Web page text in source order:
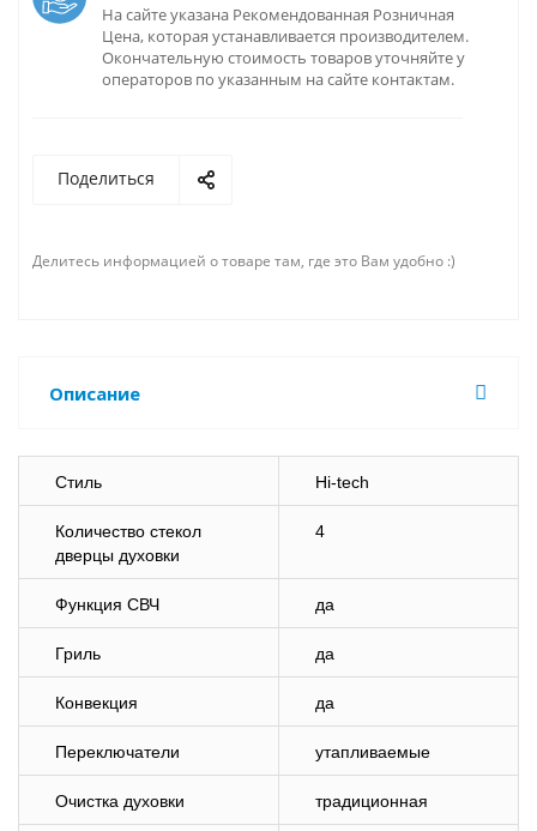
На сайте указана Рекомендованная Розничная
Цена, которая устанавливается производителем.
Окончательную стоимость товаров уточняйте у
операторов по указанным на сайте контактам.
Поделиться
Делитесь информацией о товаре там, где это Вам удобно :)
Описание
Стиль Hi-tech
Количество стекол
дверцы духовки
4
Функция СВЧ да
Гриль да
Конвекция да
Переключатели утапливаемые
Очистка духовки традиционная